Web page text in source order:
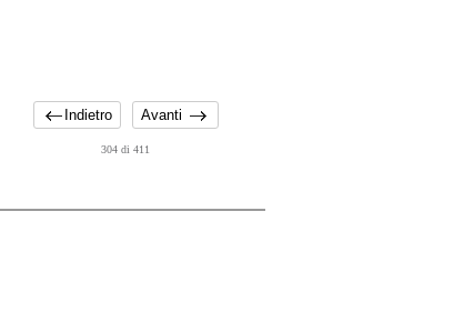
Indietro Avanti
304 di 411